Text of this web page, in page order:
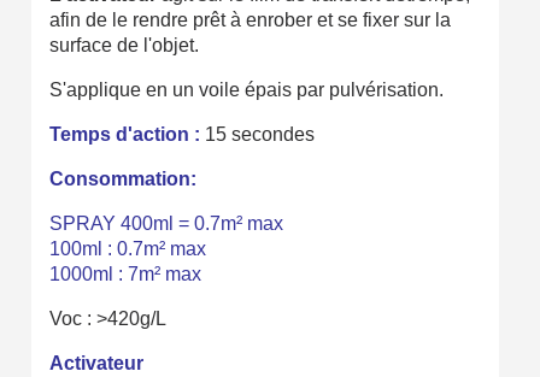
Partagez vos créations et obtenez des bons d'achat
Gagnez des points de fidélité à chaque commande
Livraison sous 24 h en France Métropolitaine
10€ de bon d'achat pour chaque parrainage
afin de le rendre prêt à enrober et se fixer sur la
surface de l'objet.
S'applique en un voile épais par pulvérisation.
Temps d'action : 15 secondes
Consommation:
SPRAY 400ml = 0.7m² max
100ml : 0.7m² max
1000ml : 7m² max
Voc : >420g/L
Activateur